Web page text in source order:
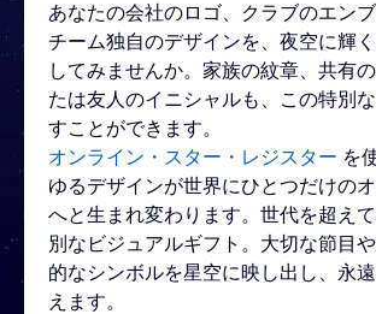
あなたの会社のロゴ、クラブのエン
チーム独自のデザインを、夜空に輝
してみませんか。家族の紋章、共有
たは友人のイニシャルも、この特別
すことができます。
オンライン・スター・レジスター を
ゆるデザインが世界にひとつだけの
へと生まれ変わります。世代を超え
別なビジュアルギフト。大切な節目
的なシンボルを星空に映し出し、永
えます。